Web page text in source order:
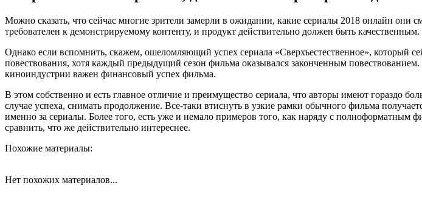
Можно сказать, что сейчас многие зрители замерли в ожидании, какие сериалы 2018 онлайн они
требователен к демонстрируемому контенту, и продукт действительно должен быть качественным.
Однако если вспомнить, скажем, ошеломляющий успех сериала «Сверхъестественное», который
повествования, хотя каждый предыдущий сезон фильма оказывался законченным
киноиндустрии важен финансовый успех фильма.
В этом собственно и есть главное отличие и преимущество сериала, что авторы имеют гораздо
случае успеха, снимать продолжение. Все-таки втиснуть в узкие рамки обычного фильма
именно за сериалы. Более того, есть уже и немало примеров того, как наряду с
сравнить, что же действительно интереснее.
Похожие материалы:
Нет похожих материалов...